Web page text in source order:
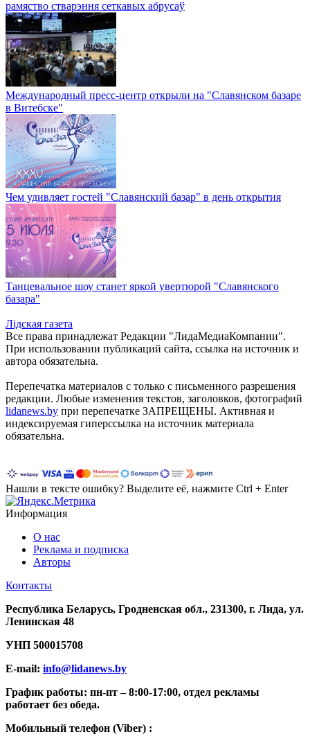
рамяство стварэння сеткавых абрусаў
Международный пресс-центр открыли на "Славянском базаре
в Витебске"
Чем удивляет гостей "Славянский базар" в день открытия
Танцевальное шоу станет яркой увертюрой "Славянского
базара"
Лiдская газета
Все права принадлежат Редакции "ЛидаМедиаКомпании".
При использовании публикаций сайта, ссылка на источник и
автора обязательна.
Перепечатка материалов c только с письменного разрешения
редакции. Любые изменения текстов, заголовков, фотографий
lidanews.by при перепечатке ЗАПРЕЩЕНЫ. Активная и
индексируемая гиперссылка на источник материала
обязательна.
Нашли в тексте ошибку? Выделите её, нажмите Ctrl + Enter
Информация
О нас
Реклама и подписка
Авторы
Контакты
Республика Беларусь, Гродненская обл., 231300, г. Лида, ул.
Ленинская 48
УНП 500015708
E-mail: info@lidanews.by
График работы: пн-пт –8:00-17:00, отдел рекламы
работает без обеда.
Мобильный телефон (Viber) :